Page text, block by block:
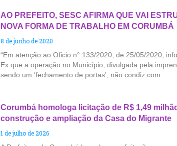
AO PREFEITO, SESC AFIRMA QUE VAI
NOVA FORMA DE TRABALHO EM CORUMBÁ
8 de junho de 2020
“Em atenção ao Oficio n° 133/2020, de 25/05/2020,
Ex que a operação no Município, divulgada pela
sendo um ‘fechamento de portas’, não condiz com
Corumbá homologa licitação de R$ 1,49
construção e ampliação da Casa do Migrante
1 de julho de 2026